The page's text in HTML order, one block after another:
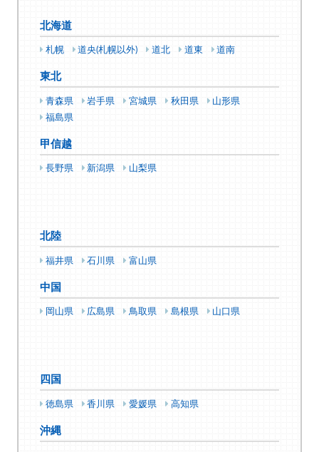
北海道
札幌 道央(札幌以外) 道北 道東 道南
東北
青森県 岩手県 宮城県 秋田県
山形県
福島県
甲信越
長野県 新潟県 山梨県
北陸
福井県 石川県 富山県
中国
岡山県 広島県 鳥取県 島根県 山口県
四国
徳島県 香川県 愛媛県 高知県
沖縄